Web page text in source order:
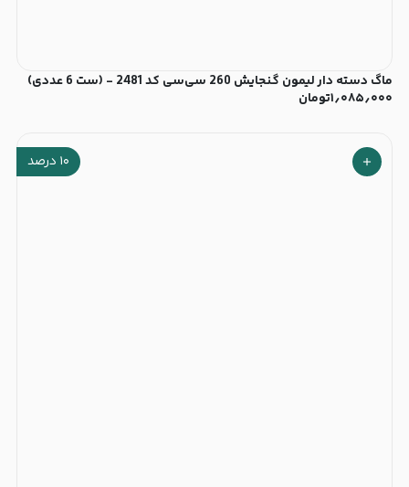
ماگ دسته دار لیمون گنجایش 260 سی‌سی کد 2481 - (ست 6 عددی)
۱٫۰۸۵٫۰۰۰تومان
۱۰ درصد